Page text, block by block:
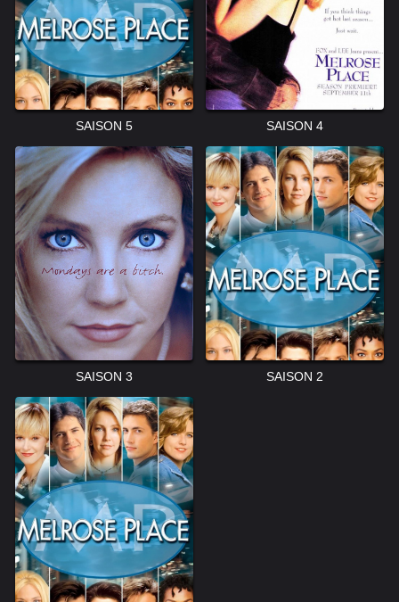
SAISON 5 SAISON 4
SAISON 3 SAISON 2